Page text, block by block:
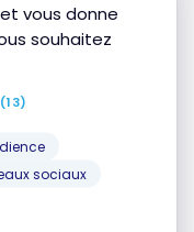
vous donne
souhaitez
(13)
sociaux
Best Western
élite dans un autre
carte de fidélité
complet).